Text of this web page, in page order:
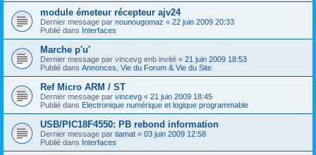
module émeteur récepteur ajv24
Dernier message par nounougomaz « 22 juin 2009 20:33
Publié dans Interfaces
Marche p'u'
Dernier message par vincevg enb invité « 21 juin 2009 18:53
Publié dans Annonces, Vie du Forum & Vie du Site
Ref Micro ARM / ST
Dernier message par vincevg « 21 juin 2009 18:45
Publié dans Electronique numérique et logique programmable
USB/PIC18F4550: PB rebond information
Dernier message par tiamat « 03 juin 2009 12:58
Publié dans Interfaces